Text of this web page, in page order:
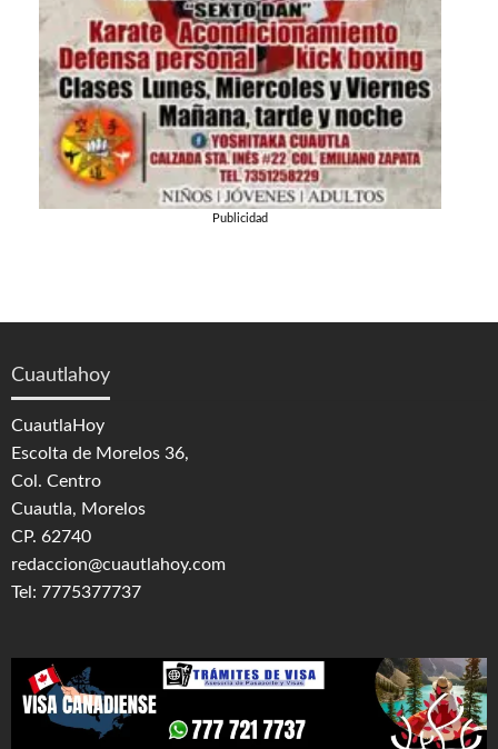
Publicidad
Cuautlahoy
CuautlaHoy
Escolta de Morelos 36,
Col. Centro
Cuautla, Morelos
CP. 62740
redaccion@cuautlahoy.com
Tel: 7775377737